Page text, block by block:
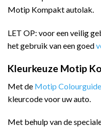
Motip Kompakt autolak.
LET OP: voor een veilig
het gebruik van een goed
Kleurkeuze Motip
Met de Motip Colourguide
kleurcode voor uw auto.
Met behulp van de